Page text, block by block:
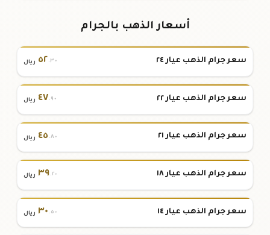
أسعار الذهب بالجرام
سعر جرام الذهب عيار ٢٤ ٥٢.٣٠ ريال
سعر جرام الذهب عيار ٢٢ ٤٧.٩٠ ريال
سعر جرام الذهب عيار ٢١ ٤٥ .٨٠ ريال
سعر جرام الذهب عيار ١٨ ٣٩.٢٠ ريال
سعر جرام الذهب عيار ١٤ ٣٠ .٥٠ ريال